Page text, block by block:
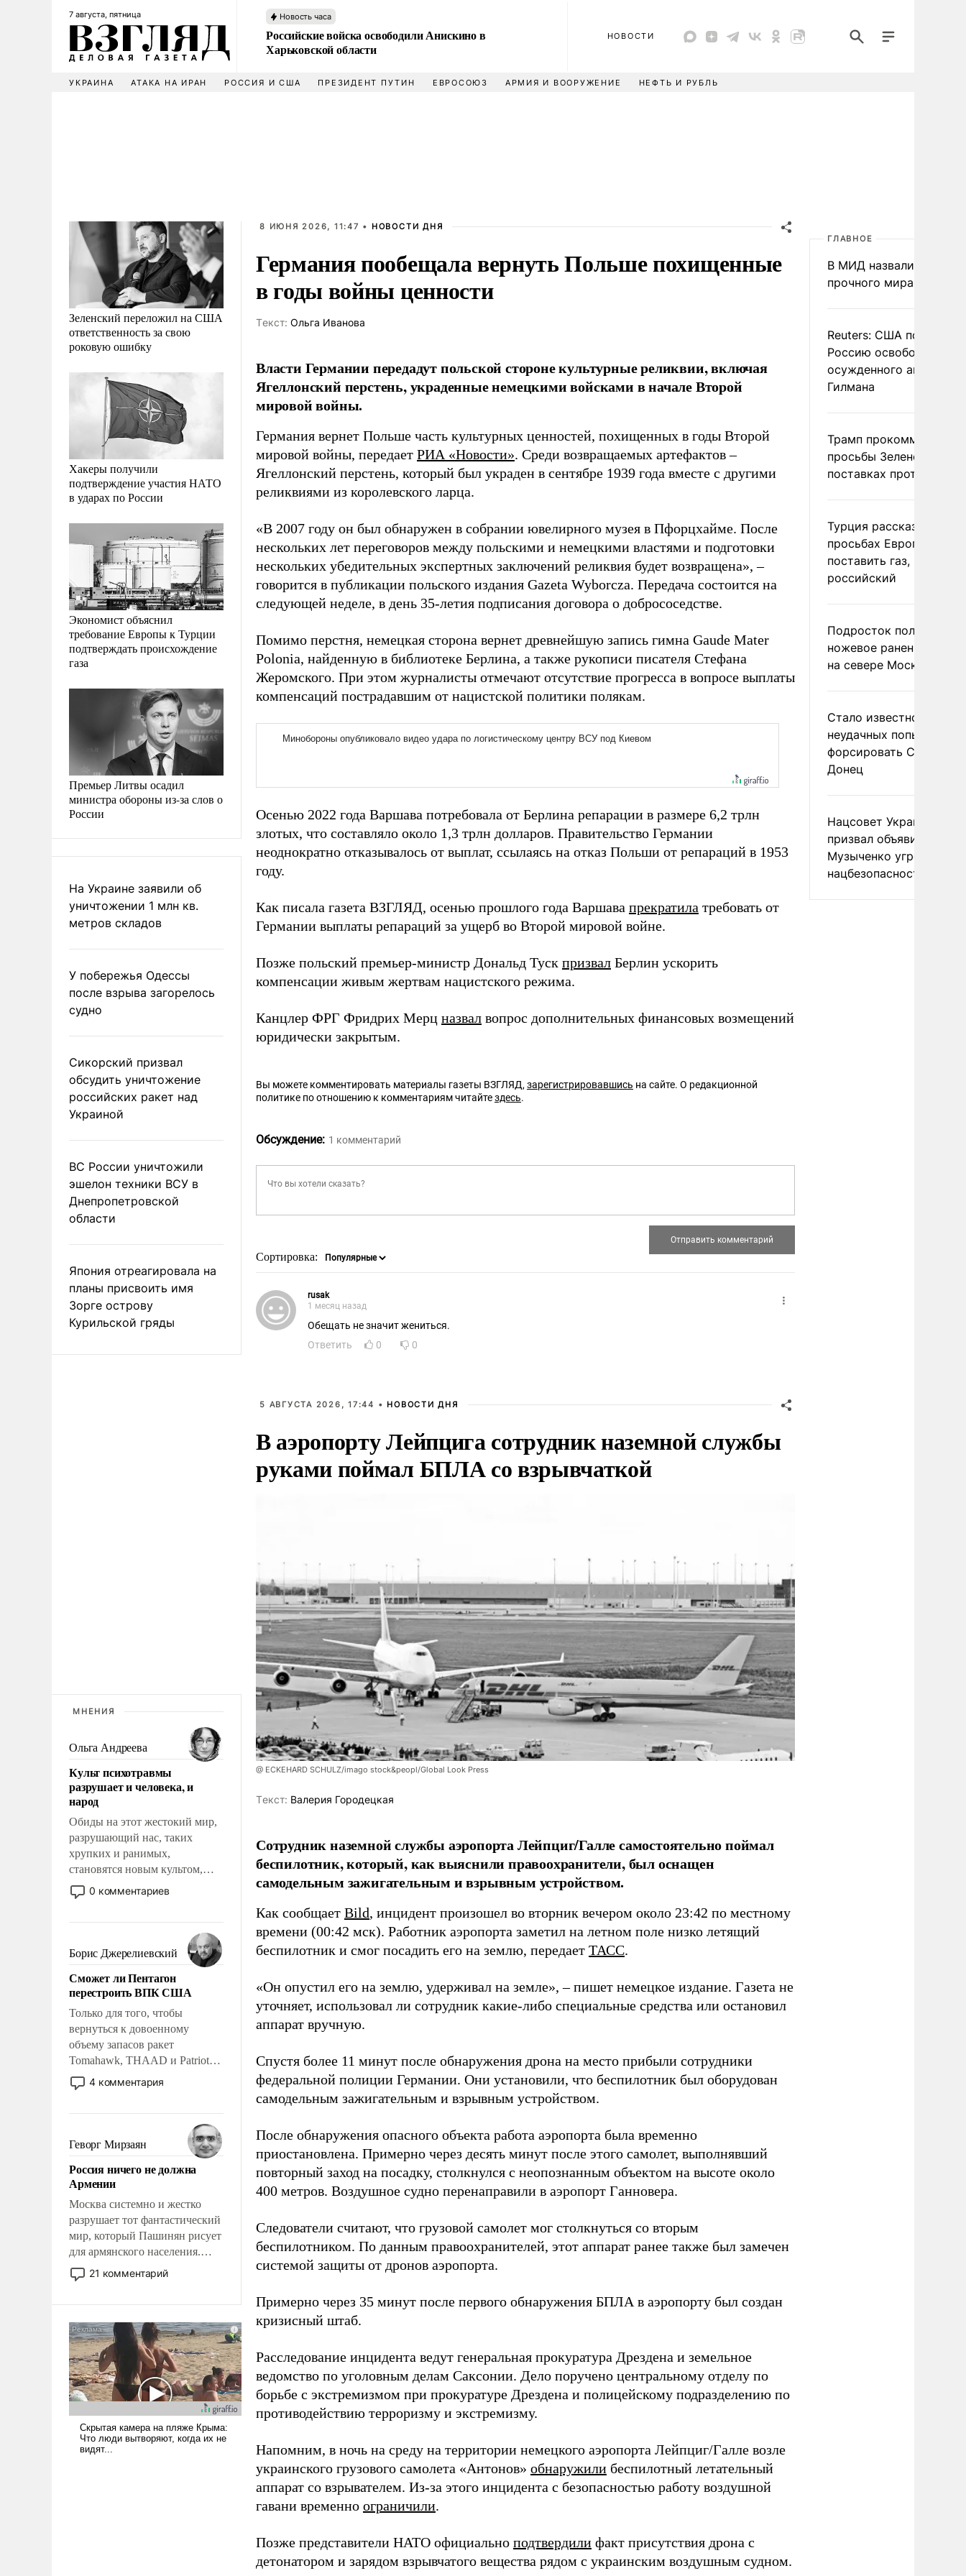
7 августа, пятница Новость часа
Российские войска освободили Анискино в
Харьковской области
НОВОСТИ
УКРАИНА АТАКА НА ИРАН РОССИЯ И США ПРЕЗИДЕНТ ПУТИН ЕВРОСОЮЗ АРМИЯ И ВООРУЖЕНИЕ НЕФТЬ И РУБЛЬ
Зеленский переложил на США
ответственность за свою
роковую ошибку
Хакеры получили
подтверждение участия НАТО
в ударах по России
Экономист объяснил
требование Европы к Турции
подтверждать происхождение
газа
Премьер Литвы осадил
министра обороны из-за слов о
России
На Украине заявили об
уничтожении 1 млн кв.
метров складов
У побережья Одессы
после взрыва загорелось
судно
Сикорский призвал
обсудить уничтожение
российских ракет над
Украиной
ВС России уничтожили
эшелон техники ВСУ в
Днепропетровской
области
Япония отреагировала на
планы присвоить имя
Зорге острову
Курильской гряды
МНЕНИЯ
Ольга Андреева
Культ психотравмы
разрушает и человека, и
народ
Обиды на этот жестокий мир,
разрушающий нас, таких
хрупких и ранимых,
становятся новым культом,
постепенно вытесняя и
отменяя традиционное
мужественным и твердым под
ударами судьбы, брать на себя
ответственность, помогать
слабым, идти вперед и
адаптироваться.
0 комментариев
Борис Джерелиевский
Сможет ли Пентагон
перестроить ВПК США
Только для того, чтобы
вернуться к довоенному
объему запасов ракет
Tomahawk, THAAD и Patriot
США потребуется более трех
лет. Даже небольшая война с
Сложившаяся ситуация
означает многолетний период
уязвимости США, например,
перед Китаем.
4 комментария
Геворг Мирзаян
Россия ничего не должна
Армении
Москва системно и жестко
разрушает тот фантастический
мир, который Пашинян рисует
для армянского населения.
Мир, где политические
прожекты будут безусловно
налогоплательщиков и где
Еревану за свои поступки не
нужно отвечать.
21 комментарий
8 ИЮНЯ 2026, 11:47 • НОВОСТИ ДНЯ
Германия пообещала вернуть Польше похищенные
в годы войны ценности
Tекст: Ольга Иванова
Власти Германии передадут польской стороне культурные реликвии, включая
Ягеллонский перстень, украденные немецкими войсками в начале Второй
мировой войны.
Германия вернет Польше часть культурных ценностей, похищенных в годы Второй
мировой войны, передает РИА «Новости». Среди возвращаемых артефактов –
Ягеллонский перстень, который был украден в сентябре 1939 года вместе с другими
реликвиями из королевского ларца.
«В 2007 году он был обнаружен в собрании ювелирного музея в Пфорцхайме. После
нескольких лет переговоров между польскими и немецкими властями и подготовки
нескольких убедительных экспертных заключений реликвия будет возвращена», –
говорится в публикации польского издания Gazeta Wyborcza. Передача состоится на
следующей неделе, в день 35-летия подписания договора о добрососедстве.
Помимо перстня, немецкая сторона вернет древнейшую запись гимна Gaude Mater
Polonia, найденную в библиотеке Берлина, а также рукописи писателя Стефана
Жеромского. При этом журналисты отмечают отсутствие прогресса в вопросе выплаты
компенсаций пострадавшим от нацистской политики полякам.
Осенью 2022 года Варшава потребовала от Берлина репарации в размере 6,2 трлн
злотых, что составляло около 1,3 трлн долларов. Правительство Германии
неоднократно отказывалось от выплат, ссылаясь на отказ Польши от репараций в 1953
году.
Как писала газета ВЗГЛЯД, осенью прошлого года Варшава прекратила требовать от
Германии выплаты репараций за ущерб во Второй мировой войне.
Позже польский премьер-министр Дональд Туск призвал Берлин ускорить
компенсации живым жертвам нацистского режима.
Канцлер ФРГ Фридрих Мерц назвал вопрос дополнительных финансовых возмещений
юридически закрытым.
Вы можете комментировать материалы газеты ВЗГЛЯД, зарегистрировавшись на сайте. О редакционной
политике по отношению к комментариям читайтездесь.
Обсуждение: 1 комментарий
Сортировка:
rusak
1 месяц назад
Обещать не значит жениться.
Ответить
0 0
5 АВГУСТА 2026, 17:44 • НОВОСТИ ДНЯ
В аэропорту Лейпцига сотрудник наземной службы
руками поймал БПЛА со взрывчаткой
@ ECKEHARD SCHULZ/imago stock&peopl/Global Look Press
Tекст: Валерия Городецкая
Сотрудник наземной службы аэропорта Лейпциг/Галле самостоятельно поймал
беспилотник, который, как выяснили правоохранители, был оснащен
самодельным зажигательным и взрывным устройством.
Как сообщает Bild, инцидент произошел во вторник вечером около 23:42 по местному
времени (00:42 мск). Работник аэропорта заметил на летном поле низко летящий
беспилотник и смог посадить его на землю, передает ТАСС.
«Он опустил его на землю, удерживал на земле», – пишет немецкое издание. Газета не
уточняет, использовал ли сотрудник какие-либо специальные средства или остановил
аппарат вручную.
Спустя более 11 минут после обнаружения дрона на место прибыли сотрудники
федеральной полиции Германии. Они установили, что беспилотник был оборудован
самодельным зажигательным и взрывным устройством.
После обнаружения опасного объекта работа аэропорта была временно
приостановлена. Примерно через десять минут после этого самолет, выполнявший
повторный заход на посадку, столкнулся с неопознанным объектом на высоте около
400 метров. Воздушное судно перенаправили в аэропорт Ганновера.
Следователи считают, что грузовой самолет мог столкнуться со вторым
беспилотником. По данным правоохранителей, этот аппарат ранее также был замечен
системой защиты от дронов аэропорта.
Примерно через 35 минут после первого обнаружения БПЛА в аэропорту был создан
кризисный штаб.
Расследование инцидента ведут генеральная прокуратура Дрездена и земельное
ведомство по уголовным делам Саксонии. Дело поручено центральному отделу по
борьбе с экстремизмом при прокуратуре Дрездена и полицейскому подразделению по
противодействию терроризму и экстремизму.
Напомним, в ночь на среду на территории немецкого аэропорта Лейпциг/Галле возле
украинского грузового самолета «Антонов» обнаружили беспилотный летательный
аппарат со взрывателем. Из-за этого инцидента с безопасностью работу воздушной
гавани временно ограничили.
Позже представители НАТО официально подтвердили факт присутствия дрона с
детонатором и зарядом взрывчатого вещества рядом с украинским воздушным судном.
ГЛАВНОЕ
В МИД назвали условия
прочного мира на
Reuters: США
Россию освободить
осужденного
Гилмана
Трамп
просьбы Зеленского о
поставках
Турция рассказала о
просьбах Европы
поставить газ, но не
российский
Подросток получил
ножевое ранение в
на севере Москвы
Стало известно о
неудачных попытках
форсировать
Донец
Нацсовет Украины по
призвал объявить
Музыченко угрозой
нацбезопасности